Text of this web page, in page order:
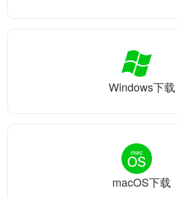
Windows下载
macOS下载